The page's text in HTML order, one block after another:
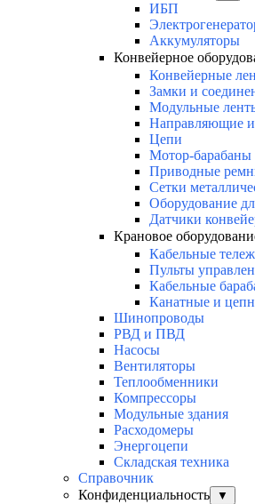
ИБП
Аккумуляторы
Конвейерное
Конвейерные
Замки и
Модульные
Направляющие и
Цепи
Мотор-барабаны
Приводные
Сетки
Оборудование
Датчики
Крановое
Кабельные
Пульты
Кабельные
Канатные и
Шинопроводы
РВД и ПВД
Насосы
Вентиляторы
Теплообменники
Компрессоры
Модульные здания
Расходомеры
Энергоцепи
Складская техника
Справочник
Конфиденциальность
▼